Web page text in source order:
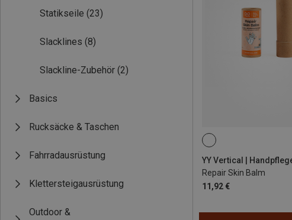
Statikseile (23)
Slacklines (8)
Slackline-Zubehör (2)
Basics
Rucksäcke & Taschen
Fahrradausrüstung
Klettersteigausrüstung
Outdoor &
Repair Skin Balm
11,92 €
20G